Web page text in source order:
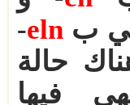
ب
-eln
حالة
فيها